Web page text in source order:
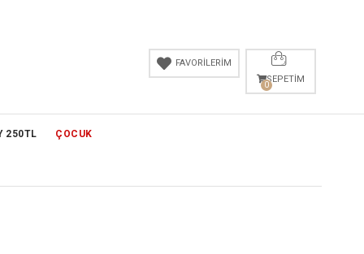
SEPETIM
0
FAVORİLERİM
250TL ÇOCUK